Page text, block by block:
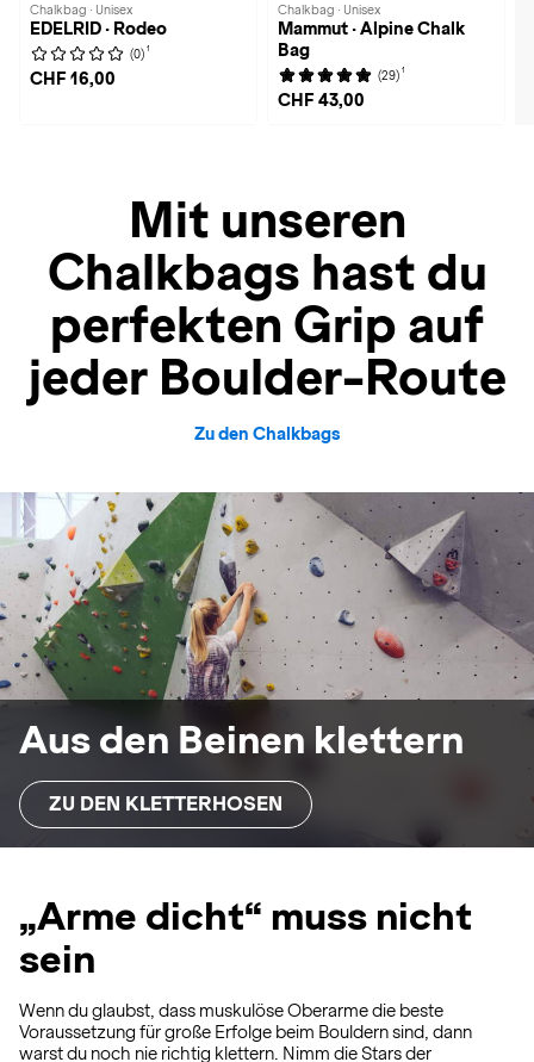
Chalkbag · Unisex
EDELRID · Rodeo
(0) 1
CHF 16,00
Chalkbag · Unisex
Mammut · Alpine Chalk
Bag
(29) 1
CHF 43,00
Mit unseren
Chalkbags hast du
perfekten Grip auf
jeder Boulder-Route
Zu den Chalkbags
Aus den Beinen klettern
ZU DEN KLETTERHOSEN
„Arme dicht“ muss nicht
sein
Wenn du glaubst, dass muskulöse Oberarme die beste
Voraussetzung für große Erfolge beim Bouldern sind, dann
warst du noch nie richtig klettern. Nimm die Stars der